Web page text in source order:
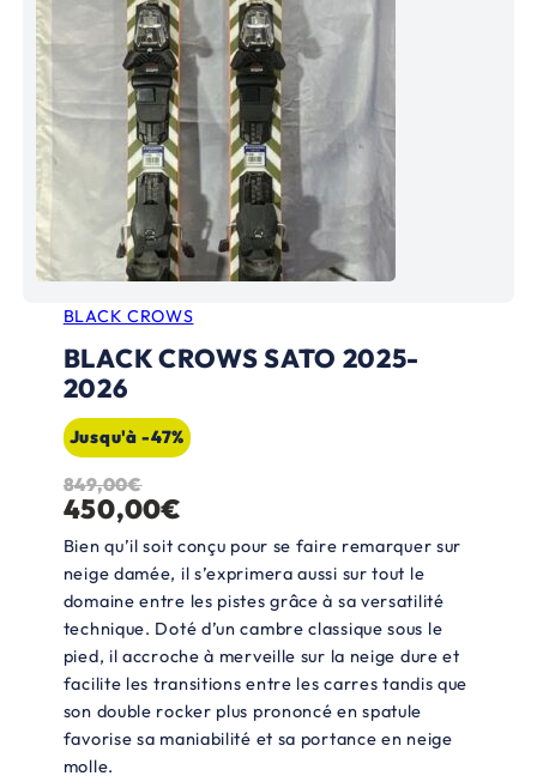
BLACK CROWS
BLACK CROWS SATO 2025-
2026
Jusqu'à -47%
849,00€
L
e
p
r
i
x
i
n
450,00€
L
e
p
r
i
x
a
c
Bien qu’il soit conçu pour se faire remarquer sur
neige damée, il s’exprimera aussi sur tout le
domaine entre les pistes grâce à sa versatilité
technique. Doté d’un cambre classique sous le
pied, il accroche à merveille sur la neige dure et
facilite les transitions entre les carres tandis que
son double rocker plus prononcé en spatule
favorise sa maniabilité et sa portance en neige
molle.